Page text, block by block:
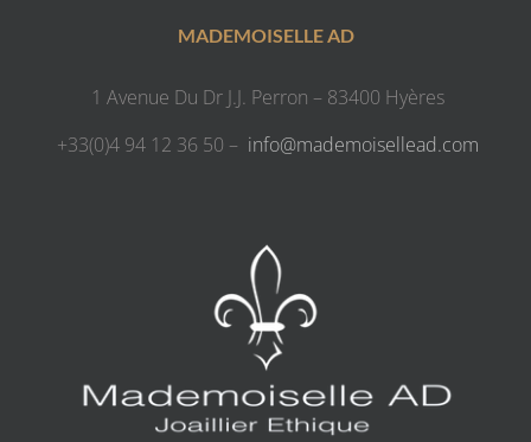
MADEMOISELLE AD
1 Avenue Du Dr J.J. Perron – 83400 Hyères
+33(0)4 94 12 36 50 – info@mademoisellead.com